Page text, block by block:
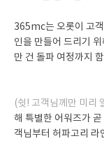
365mc는 오롯이 고
인을 만들어 드리기
만 건 돌파 여정까지
(쉿! 고객님께만 미리
해 특별한 어워즈가
객님부터 허파고리 라